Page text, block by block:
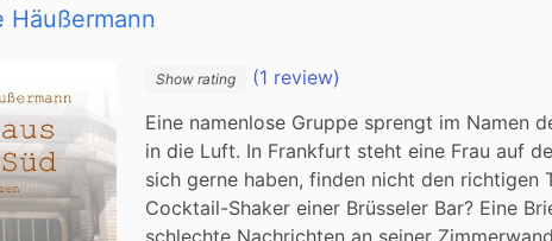
Häußermann
Show rating
(1 review)
Eine namenlose Gruppe sprengt im Namen
in die Luft. In Frankfurt steht eine Frau auf
sich gerne haben, finden nicht den richtigen
Cocktail-Shaker einer Brüsseler Bar? Eine
schlechte Nachrichten an seiner